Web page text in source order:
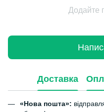
Додайте
Доставка
«Нова пошта»: